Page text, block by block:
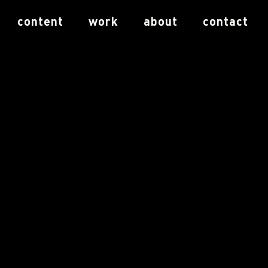
content work about contact